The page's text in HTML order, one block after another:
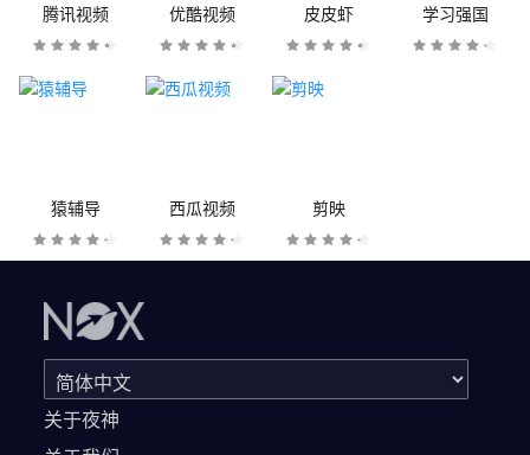
腾讯视频 优酷视频 皮皮虾 学习强国
猿辅导 西瓜视频 剪映
关于夜神